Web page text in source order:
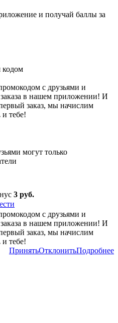
и получай баллы за
кодом
с друзьями и
заказа в нашем приложении! И
заказ, мы начислим
и тебе!
могут только
3 руб.
с друзьями и
заказа в нашем приложении! И
заказ, мы начислим
и тебе!
ПринятьОтклонитьПодробнее